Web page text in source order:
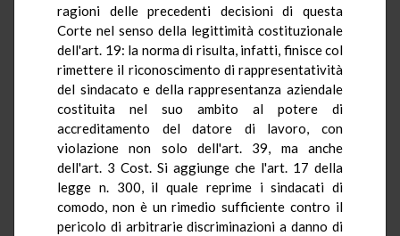
ragioni delle precedenti decisioni di questa
Corte nel senso della legittimità costituzionale
dell'art. 19: la norma di risulta, infatti, finisce col
rimettere il riconoscimento di rappresentatività
del sindacato e della rappresentanza aziendale
costituita nel suo ambito al potere di
accreditamento del datore di lavoro, con
violazione non solo dell'art. 39, ma anche
dell'art. 3 Cost. Si aggiunge che l'art. 17 della
legge n. 300, il quale reprime i sindacati di
comodo, non è un rimedio sufficiente contro il
pericolo di arbitrarie discriminazioni a danno di